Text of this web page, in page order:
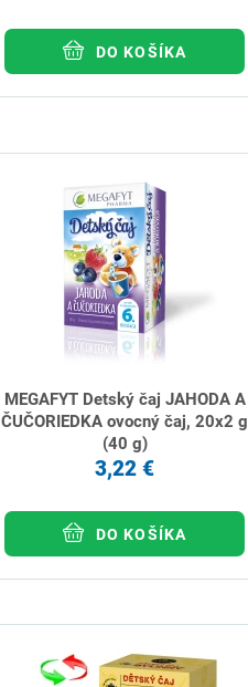
DO KOŠÍKA
MEGAFYT Detský čaj JAHODA A
ČUČORIEDKA ovocný čaj, 20x2 g
(40 g)
3,22 €
DO KOŠÍKA